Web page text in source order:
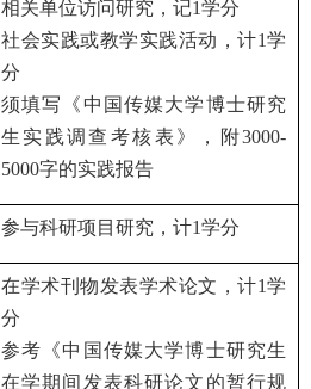
相关单位访问研究，记1学分
社会实践或教学实践活动，计1学
分
须填写《 中国传媒大学博士研究
生实践调查考核表 》，附3000-
5000字的实践报告
参与科研项目研究，计1学分
在学术刊物发表学术论文，计1学
分
参考《中国传媒大学博士研究生
在学期间发表科研论文的暂行规